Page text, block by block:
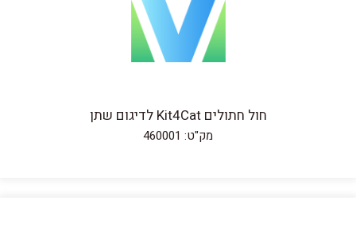
חול חתולים Kit4Cat לדיגום שתן
מק"ט: 460001